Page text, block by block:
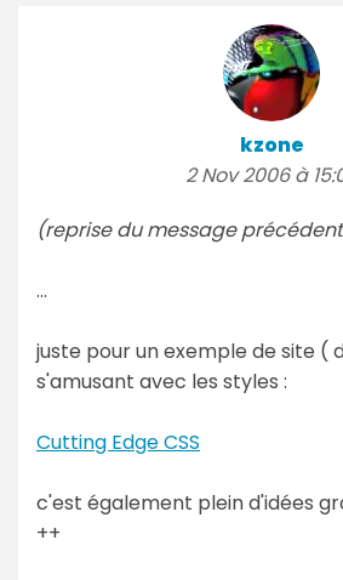
kzone
2 Nov 2006 à
(reprise du message
...
juste pour un exemple de site (
s'amusant avec les styles :
Cutting Edge CSS
c'est également plein d'idées
++